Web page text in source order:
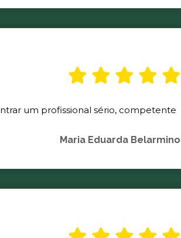
um profissional sério, competente
Maria Eduarda Belarmino